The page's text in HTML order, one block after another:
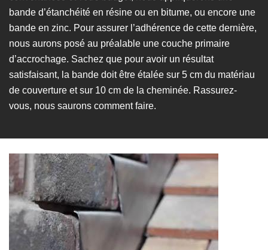
bande d’étanchéité en résine ou en bitume, ou encore une
bande en zinc. Pour assurer l’adhérence de cette dernière,
nous aurons posé au préalable une couche primaire
d’accrochage. Sachez que pour avoir un résultat
satisfaisant, la bande doit être étalée sur 5 cm du matériau
de couverture et sur 10 cm de la cheminée. Rassurez-
vous, nous saurons comment faire.